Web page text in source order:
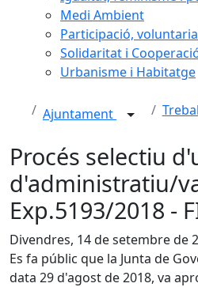
Medi Ambient
Participació,
Solidaritat i
Urbanisme i Habitatge
Ajuntament
Procés selectiu
d'administratiu/
Exp.5193/2018 -
Divendres, 14 de setembre de
Es fa públic que la Junta de
data 29 d'agost de 2018, va